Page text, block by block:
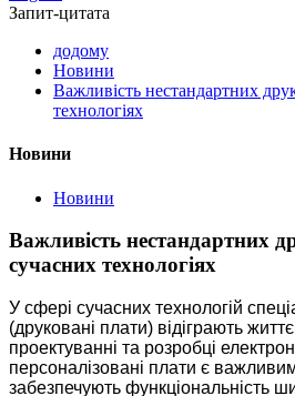
Запит-цитата
додому
Новини
Важливість нестандартних
технологіях
Новини
Новини
Важливість нестандартних
сучасних технологіях
У сфері сучасних технологій
(друковані плати) відіграють
проектуванні та розробці
персоналізовані плати є
забезпечують функціональність